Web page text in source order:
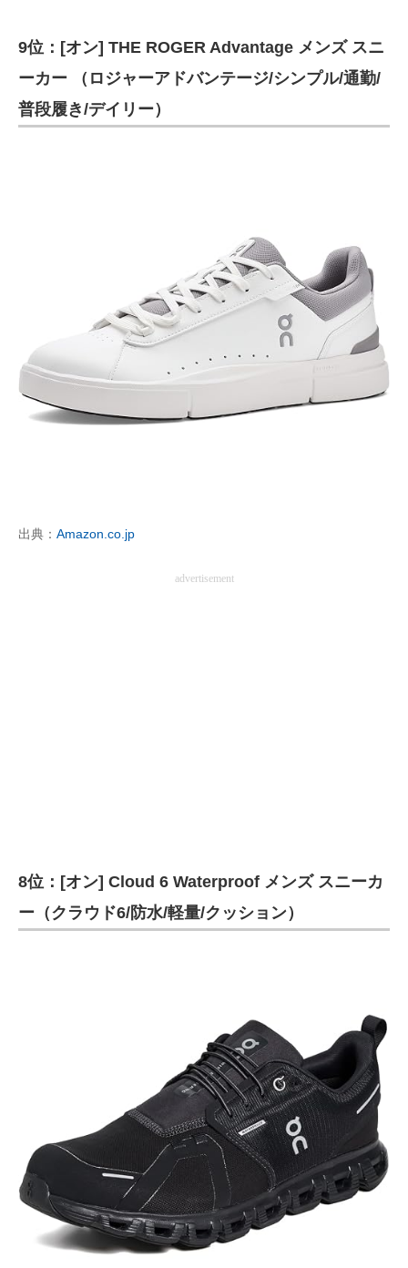
9位：[オン] THE ROGER Advantage メンズ スニ
ーカー （ロジャーアドバンテージ/シンプル/通勤/
普段履き/デイリー）
出典： Amazon.co.jp
advertisement
8位：[オン] Cloud 6 Waterproof メンズ スニーカ
ー（クラウド6/防水/軽量/クッション）